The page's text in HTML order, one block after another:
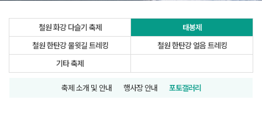
철원 화강 다슬기 축제 태봉제
축제 소개 및 안내 행사장 안내 포토갤러리
철원 한탄강 물윗길 트레킹
철원 한탄강 얼음 트레킹
기타 축제